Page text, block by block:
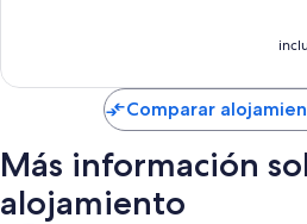
Comparar
Más información
alojamiento